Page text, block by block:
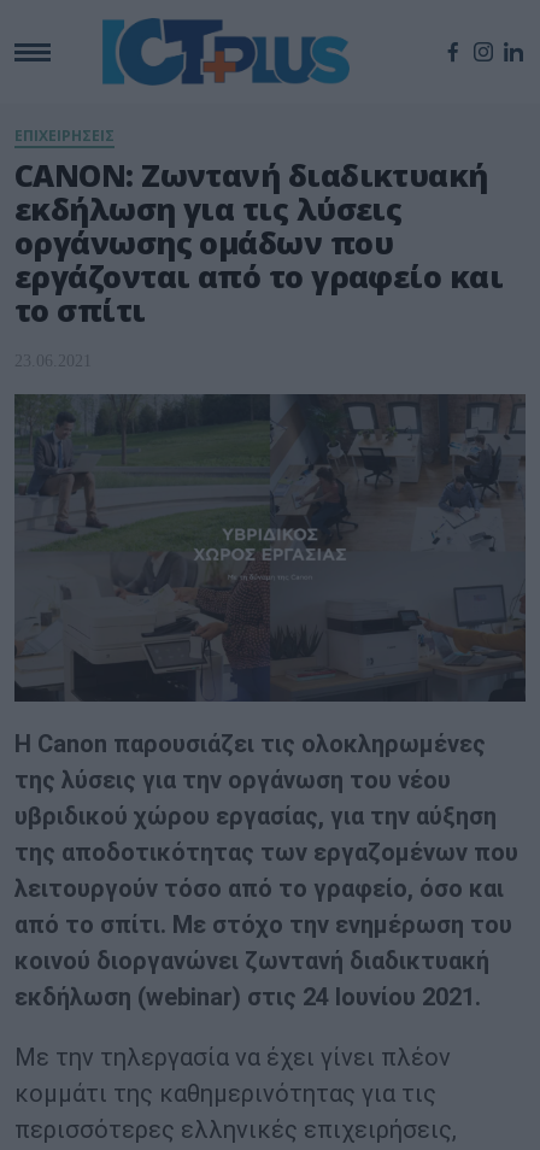
ΕΠΙΧΕΙΡΗΣΕΙΣ
CANON: Ζωντανή διαδικτυακή
εκδήλωση για τις λύσεις
οργάνωσης ομάδων που
εργάζονται από το γραφείο και
το σπίτι
23.06.2021
Η Canon παρουσιάζει τις ολοκληρωμένες
της λύσεις για την οργάνωση του νέου
υβριδικού χώρου εργασίας, για την αύξηση
της αποδοτικότητας των εργαζομένων που
λειτουργούν τόσο από το γραφείο, όσο και
από το σπίτι. Με στόχο την ενημέρωση του
κοινού διοργανώνει ζωντανή διαδικτυακή
εκδήλωση (webinar) στις 24 Ιουνίου 2021.
Με την τηλεργασία να έχει γίνει πλέον
κομμάτι της καθημερινότητας για τις
περισσότερες ελληνικές επιχειρήσεις,